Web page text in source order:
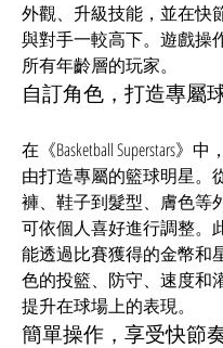
外觀、升級技能，並在快
與對手一較高下。​遊戲操
所有年齡層的玩家。
自訂角色，打造專屬
在《Basketball Superstars》
由打造專屬的籃球明星。​
褲、鞋子到髮型、膚色等
可依個人喜好進行調整。​
能透過比賽獲得的金幣和
色的投籃、防守、速度和
提升在球場上的表現。​
簡單操作，享受快節